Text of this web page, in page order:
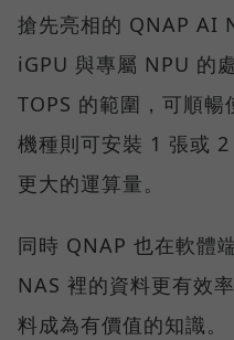
搶先亮相的 QNAP AI
iGPU 與專屬 NPU 的
TOPS 的範圍，可順
機種則可安裝 1 張或
更大的運算量。
同時 QNAP 也在軟體
NAS 裡的資料更有效
料成為有價值的知識。